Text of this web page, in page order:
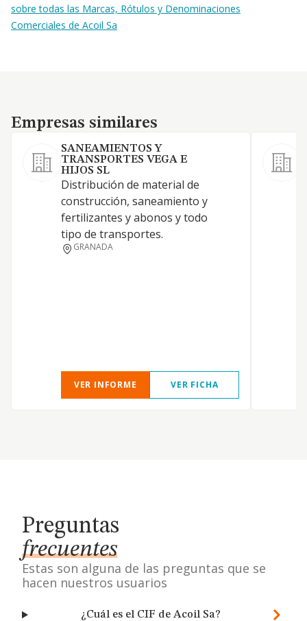
sobre todas las Marcas, Rótulos y Denominaciones
Comerciales de Acoil Sa
Empresas similares
Empresas similares
SANEAMIENTOS Y
TRANSPORTES VEGA E
HIJOS SL
Distribución de material de
construcción, saneamiento y
fertilizantes y abonos y todo
tipo de transportes.
GRANADA
VER INFORME VER FICHA
Preguntas
frecuentes
Estas son alguna de las preguntas que se
hacen nuestros usuarios
¿Cuál es el CIF de Acoil Sa?